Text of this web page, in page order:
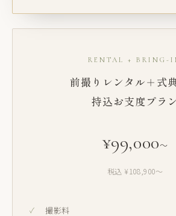
RENTAL + BRING-
前撮りレンタル＋式
持込お支度プラ
¥99,000〜
税込 ¥108,900〜
撮影料